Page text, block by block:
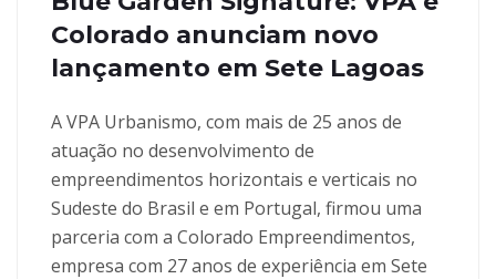
Colorado anunciam novo
lançamento em Sete Lagoas
A VPA Urbanismo, com mais de 25 anos de
atuação no desenvolvimento de
empreendimentos horizontais e verticais no
Sudeste do Brasil e em Portugal, firmou uma
parceria com a Colorado Empreendimentos,
empresa com 27 anos de experiência em Sete